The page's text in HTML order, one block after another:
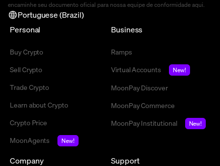
encaminhe seu documento oficial para nossa equipe de conformidade aqui.
Portuguese (Brazil)
Personal
Buy Crypto
Sell Crypto
Trade Crypto
Learn about Crypto
Crypto Price
MoonAgents
New!
Business
Ramps
Virtual Accounts
New!
MoonPay Discover
MoonPay Commerce
MoonPay Institutional
New!
Company Support